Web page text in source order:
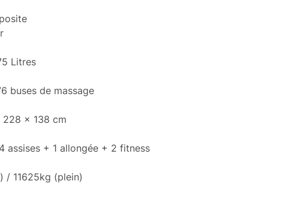
Litres
buses de massage
x 138 cm
assises + 1 allongée + 2 fitness
/ 11625kg (plein)